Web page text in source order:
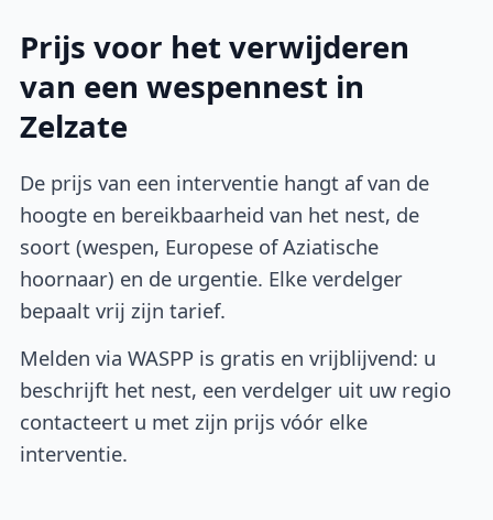
Prijs voor het verwijderen
van een wespennest in
Zelzate
De prijs van een interventie hangt af van de
hoogte en bereikbaarheid van het nest, de
soort (wespen, Europese of Aziatische
hoornaar) en de urgentie. Elke verdelger
bepaalt vrij zijn tarief.
Melden via WASPP is gratis en vrijblijvend: u
beschrijft het nest, een verdelger uit uw regio
contacteert u met zijn prijs vóór elke
interventie.